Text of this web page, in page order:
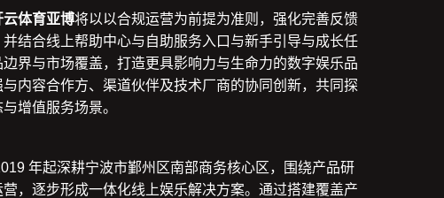
云体育亚博将以以合规运营为前提为准则，强化完善反馈
结合线上帮助中心与自助服务入口与新手引导与成长任
界与市场覆盖，打造更具影响力与生命力的数字娱乐品
内容合作方、渠道伙伴及技术厂商的协同创新，共同探
增值服务场景。
年起深耕宁波市鄞州区南部商务核心区，围绕产品研
，逐步形成一体化线上娱乐解决方案。通过搭建覆盖产